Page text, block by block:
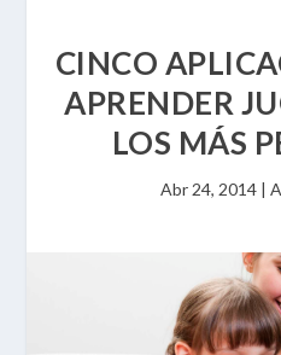
CINCO
APRENDER
LOS MÁS
Abr 24, 2014 |